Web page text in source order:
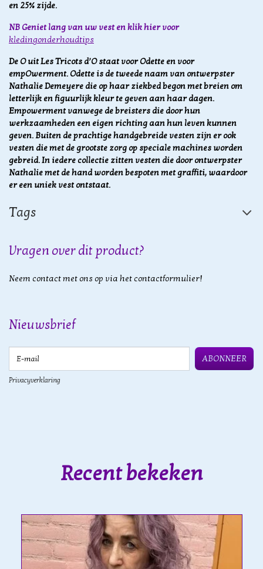
en 25% zijde.
NB Geniet lang van uw vest en klik hier voor
kledingonderhoudtips
De O uit Les Tricots d’O staat voor Odette en voor
empOwerment. Odette is de tweede naam van ontwerpster
Nathalie Demeyere die op haar ziekbed begon met breien om
letterlijk en figuurlijk kleur te geven aan haar dagen.
Empowerment vanwege de breisters die door hun
werkzaamheden een eigen richting aan hun leven kunnen
geven. Buiten de prachtige handgebreide vesten zijn er ook
vesten die met de grootste zorg op speciale machines worden
gebreid. In iedere collectie zitten vesten die door ontwerpster
Nathalie met de hand worden bespoten met graffiti, waardoor
er een uniek vest ontstaat.
Tags
Vragen over dit product?
Neem contact met ons op via het contactformulier!
Nieuwsbrief
ABONNEER
Privacyverklaring
Recent bekeken